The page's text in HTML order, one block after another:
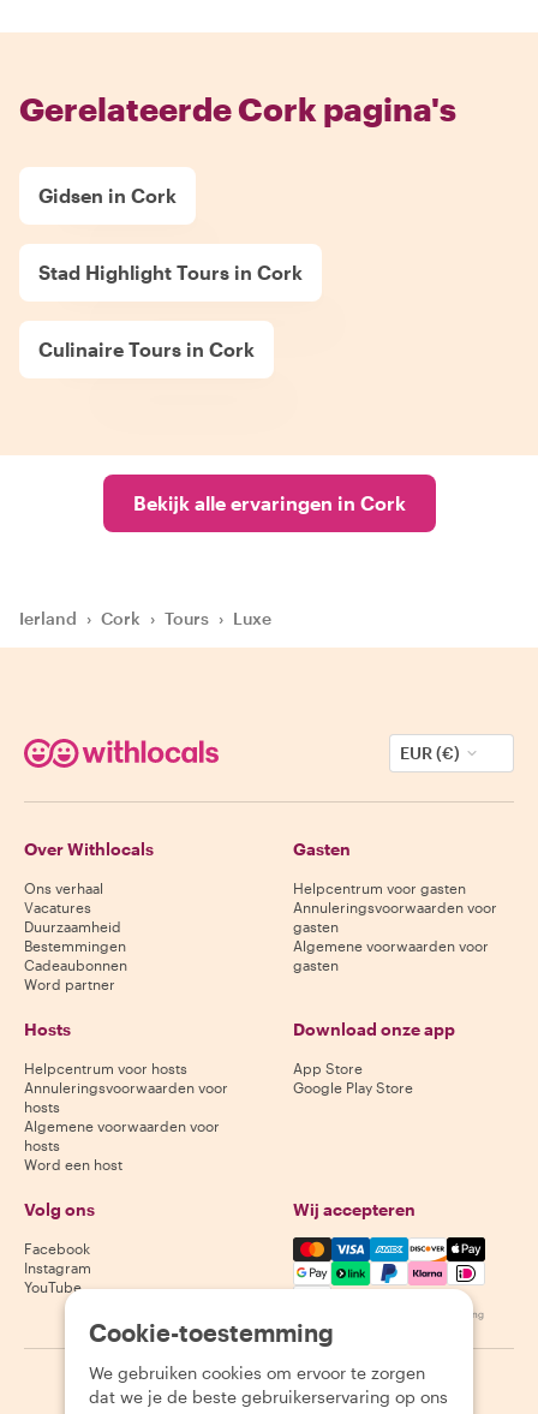
Gerelateerde Cork pagina's
Gidsen in Cork
Stad Highlight Tours in Cork
Culinaire Tours in Cork
Bekijk alle ervaringen in Cork
Ierland › Cork › Tours › Luxe
EUR (€)
Over Withlocals
Ons verhaal
Vacatures
Duurzaamheid
Bestemmingen
Cadeaubonnen
Word partner
Gasten
Helpcentrum voor gasten
Annuleringsvoorwaarden voor
gasten
Algemene voorwaarden voor
gasten
Hosts
Helpcentrum voor hosts
Annuleringsvoorwaarden voor
hosts
Algemene voorwaarden voor
hosts
Word een host
Download onze app
App Store
Google Play Store
Volg ons
Facebook
Instagram
YouTube
Wij accepteren
Mastercard, Visa, Amex,
Beschikbaarheid varieert per bestemming
2026 Withlocals.com Privacybeleid Cookies
Cookie-toestemming
We gebruiken cookies om ervoor te zorgen
dat we je de beste gebruikerservaring op ons